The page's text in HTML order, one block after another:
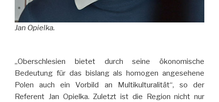
Jan Opielka.
„Oberschlesien bietet durch seine ökonomische
Bedeutung für das bislang als homogen angesehene
Polen auch ein Vorbild an Multikulturalität“, so der
Referent Jan Opielka. Zuletzt ist die Region nicht nur